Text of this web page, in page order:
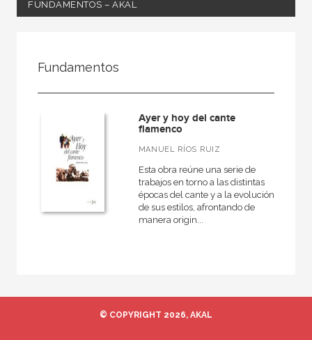
FUNDAMENTOS – AKAL
Ciencias humanas y sociales
Música
MATERIAS
Didáctica de la música
Fundamentos
Ayer y hoy del cante
flamenco
MANUEL RÍOS RUIZ
Esta obra reúne una serie de
trabajos en torno a las distintas
épocas del cante y a la evolución
de sus estilos, afrontando de
manera origin...
© COPYRIGHT 2026, AKAL